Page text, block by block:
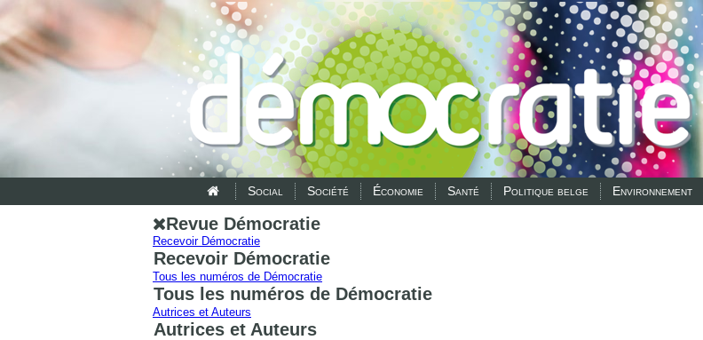
Social Société Économie Santé Politique belge Environnement
Revue Démocratie
Recevoir Démocratie
Recevoir Démocratie
Tous les numéros de Démocratie
Tous les numéros de Démocratie
Autrices et Auteurs
Autrices et Auteurs